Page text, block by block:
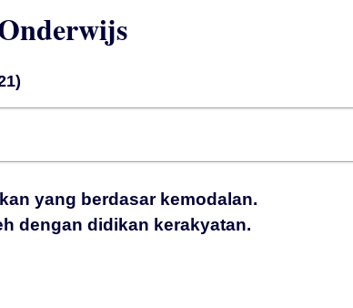
yang berdasar kemodalan.
dengan didikan kerakyatan.